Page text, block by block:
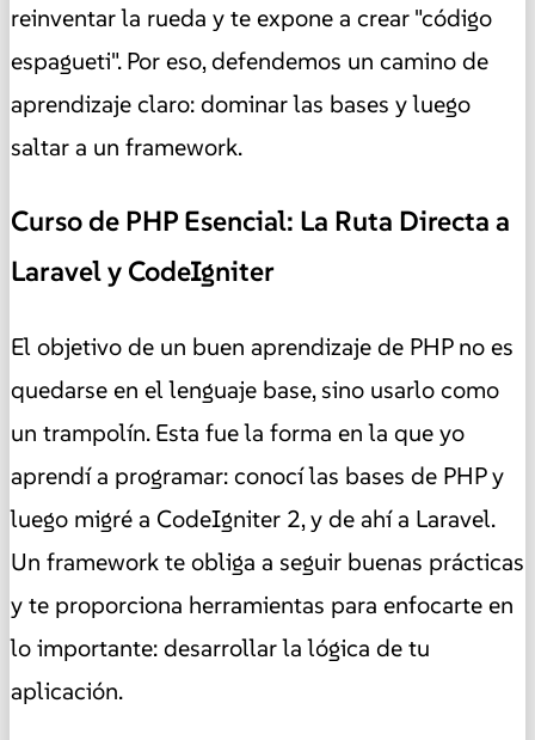
reinventar la rueda y te expone a crear "código
espagueti". Por eso, defendemos un camino de
aprendizaje claro: dominar las bases y luego
saltar a un framework.
Curso de PHP Esencial: La Ruta Directa a
Laravel y CodeIgniter
El objetivo de un buen aprendizaje de PHP no es
quedarse en el lenguaje base, sino usarlo como
un trampolín. Esta fue la forma en la que yo
aprendí a programar: conocí las bases de PHP y
luego migré a CodeIgniter 2, y de ahí a Laravel.
Un framework te obliga a seguir buenas prácticas
y te proporciona herramientas para enfocarte en
lo importante: desarrollar la lógica de tu
aplicación.